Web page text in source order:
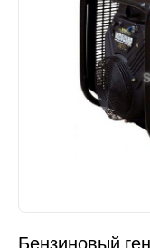
Бензиновый